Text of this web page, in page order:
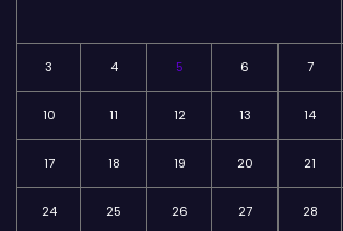
3 4 5 6 7
10 11 12 13 14
17 18 19 20 21
24 25 26 27 28